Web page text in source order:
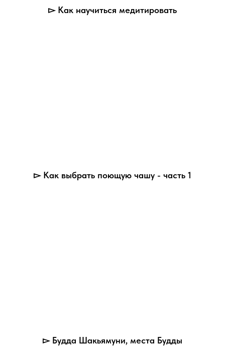
▻ Как научиться медитировать
▻ Как выбрать поющую чашу - часть 1
▻ Будда Шакьямуни, места Будды